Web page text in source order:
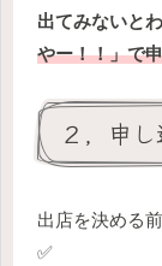
出てみないと
やー！！」で
２，申
出店を決める
✅️